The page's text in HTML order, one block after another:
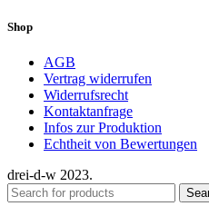
Shop
AGB
Vertrag widerrufen
Widerrufsrecht
Kontaktanfrage
Infos zur Produktion
Echtheit von Bewertungen
drei-d-w 2023.